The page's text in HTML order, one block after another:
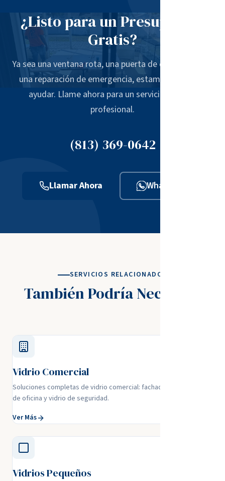
traemos el equipo adecuado. Algunos trabajos
requieren remover el vidrio desde el exterior
usando andamios o una grúa, lo cual coordinamos
con anticipación para que no haya sorpresas el día
de la instalación.
¿Listo para un Presupuesto
Gratis?
Ya sea una ventana rota, una puerta de ducha nueva o
una reparación de emergencia, estamos aquí para
ayudar. Llame ahora para un servicio rápido y
profesional.
(813) 369-0642
Llamar Ahora WhatsApp
SERVICIOS RELACIONADOS
También Podría Necesitar
Vidrio Comercial
Soluciones completas de vidrio comercial: fachadas, divisiones
de oficina y vidrio de seguridad.
Ver Más
Vidrios Pequeños